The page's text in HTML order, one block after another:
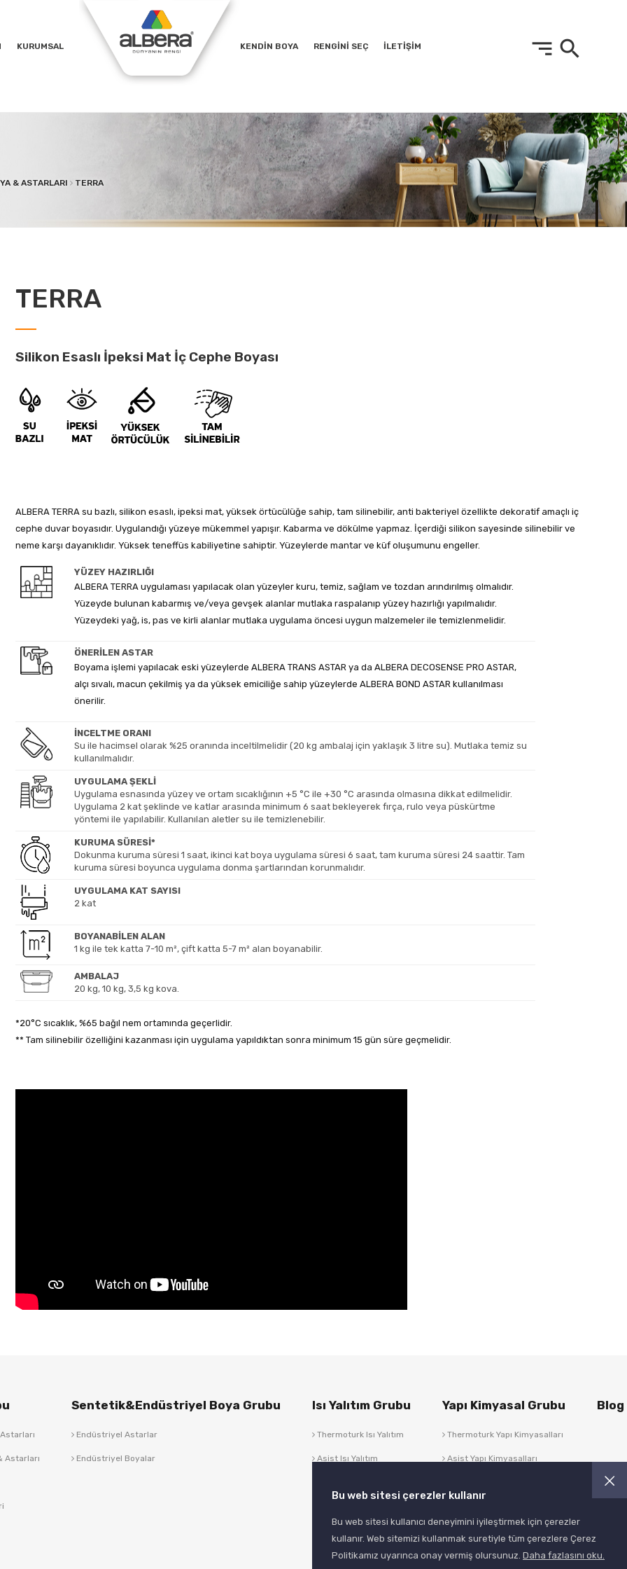
KURUMSAL KENDİN BOYA RENGİNİ SEÇ İLETİŞİM sort search
& ASTARLARI TERRA
TERRA
Silikon Esaslı İpeksi Mat İç Cephe Boyası
ALBERA TERRA su bazlı, silikon esaslı, ipeksi mat, yüksek örtücülüğe sahip, tam silinebilir, anti bakteriyel özellikte dekoratif amaçlı iç
cephe duvar boyasıdır. Uygulandığı yüzeye mükemmel yapışır. Kabarma ve dökülme yapmaz. İçerdiği silikon sayesinde silinebilir ve
neme karşı dayanıklıdır. Yüksek teneffüs kabiliyetine sahiptir. Yüzeylerde mantar ve küf oluşumunu engeller.
YÜZEY HAZIRLIĞI
ALBERA TERRA uygulaması yapılacak olan yüzeyler kuru, temiz, sağlam ve tozdan arındırılmış olmalıdır.
Yüzeyde bulunan kabarmış ve/veya gevşek alanlar mutlaka raspalanıp yüzey hazırlığı yapılmalıdır.
Yüzeydeki yağ, is, pas ve kirli alanlar mutlaka uygulama öncesi uygun malzemeler ile temizlenmelidir.
ÖNERİLEN ASTAR
Boyama işlemi yapılacak eski yüzeylerde ALBERA TRANS ASTAR ya da ALBERA DECOSENSE PRO ASTAR,
alçı sıvalı, macun çekilmiş ya da yüksek emiciliğe sahip yüzeylerde ALBERA BOND ASTAR kullanılması
önerilir.
İNCELTME ORANI
Su ile hacimsel olarak %25 oranında inceltilmelidir (20 kg ambalaj için yaklaşık 3 litre su). Mutlaka temiz su
kullanılmalıdır.
UYGULAMA ŞEKLİ
Uygulama esnasında yüzey ve ortam sıcaklığının +5 °C ile +30 °C arasında olmasına dikkat edilmelidir.
Uygulama 2 kat şeklinde ve katlar arasında minimum 6 saat bekleyerek fırça, rulo veya püskürtme
yöntemi ile yapılabilir. Kullanılan aletler su ile temizlenebilir.
KURUMA SÜRESİ*
Dokunma kuruma süresi 1 saat, ikinci kat boya uygulama süresi 6 saat, tam kuruma süresi 24 saattir. Tam
kuruma süresi boyunca uygulama donma şartlarından korunmalıdır.
UYGULAMA KAT SAYISI
2 kat
BOYANABİLEN ALAN
1 kg ile tek katta 7-10 m², çift katta 5-7 m² alan boyanabilir.
AMBALAJ
20 kg, 10 kg, 3,5 kg kova.
*20°C sıcaklık, %65 bağıl nem ortamında geçerlidir.
** Tam silinebilir özelliğini kazanması için uygulama yapıldıktan sonra minimum 15 gün süre geçmelidir.
Astarları
Sentetik&Endüstriyel Boya Grubu
Endüstriyel Astarlar
Endüstriyel Boyalar
Isı Yalıtım Grubu
Thermoturk Isı Yalıtım
Asist Isı Yalıtım
Yapı Kimyasal Grubu
Thermoturk Yapı Kimyasalları
Asist Yapı Kimyasalları
Blog
Bu web sitesi çerezler kullanır
Bu web sitesi kullanıcı deneyimini iyileştirmek için çerezler
kullanır. Web sitemizi kullanmak suretiyle tüm çerezlere Çerez
Politikamız uyarınca onay vermiş olursunuz. Daha fazlasını oku.